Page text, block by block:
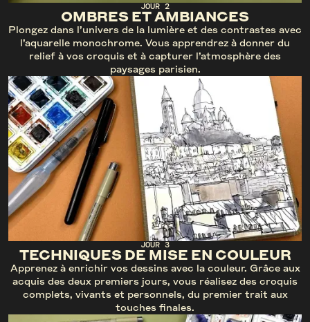
JOUR 2
OMBRES ET AMBIANCES
Plongez dans l’univers de la lumière et des contrastes avec
l’aquarelle monochrome. Vous apprendrez à donner du
relief à vos croquis et à capturer l’atmosphère des
paysages parisien.
JOUR 3
TECHNIQUES DE MISE EN COULEUR
Apprenez à enrichir vos dessins avec la couleur. Grâce aux
acquis des deux premiers jours, vous réalisez des croquis
complets, vivants et personnels, du premier trait aux
touches finales.